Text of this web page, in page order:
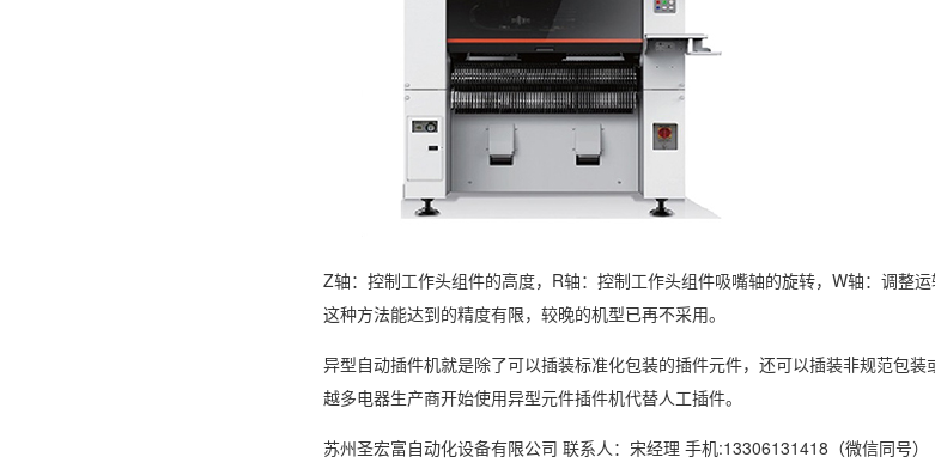
Z轴：控制工作头组件的高度，R轴：控制工作头组件吸嘴轴的旋转，W轴：调整
这种方法能达到的精度有限，较晚的机型已再不采用。
异型自动插件机就是除了可以插装标准化包装的插件元件，还可以插装非规范包
越多电器生产商开始使用异型元件插件机代替人工插件。
苏州圣宏富自动化设备有限公司 联系人：宋经理 手机:13306131418（微信同号